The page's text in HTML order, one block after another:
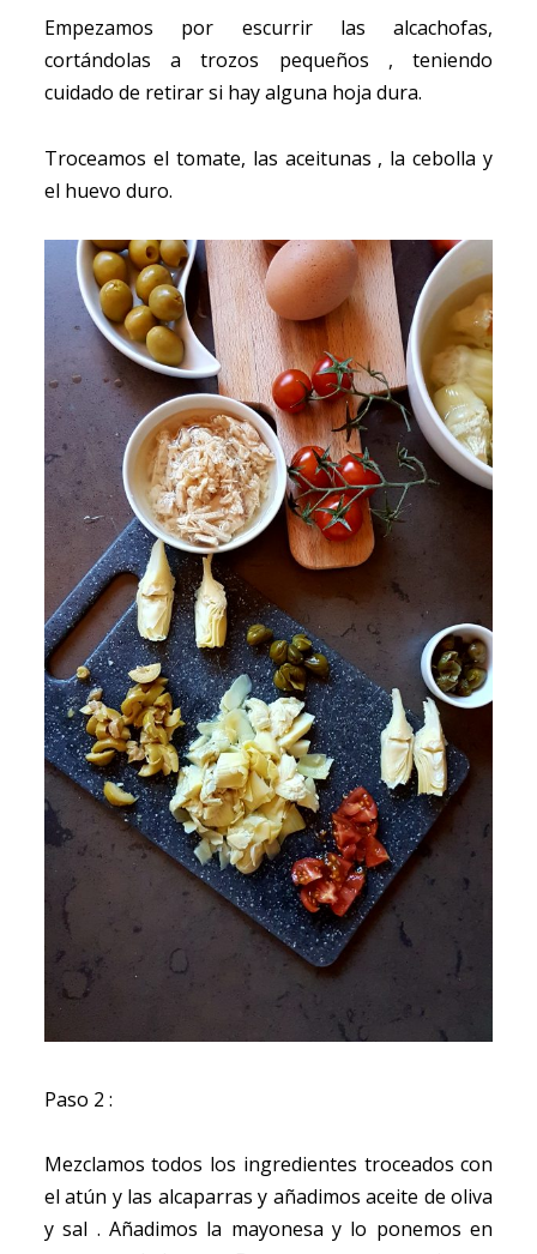
Empezamos por escurrir las alcachofas,
cortándolas a trozos pequeños , teniendo
cuidado de retirar si hay alguna hoja dura.
Troceamos el tomate, las aceitunas , la cebolla y
el huevo duro.
Paso 2 :
Mezclamos todos los ingredientes troceados con
el atún y las alcaparras y añadimos aceite de oliva
y sal . Añadimos la mayonesa y lo ponemos en